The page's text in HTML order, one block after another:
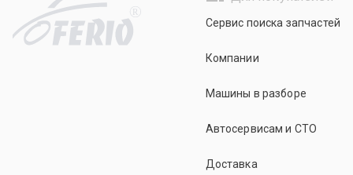
R
Сервис поиска запчастей
Компании
Машины в разборе
Автосервисам и СТО
Доставка